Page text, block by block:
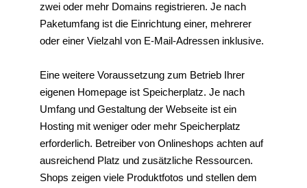
zwei oder mehr Domains registrieren. Je nach
Paketumfang ist die Einrichtung einer, mehrerer
oder einer Vielzahl von E-Mail-Adressen inklusive.
Eine weitere Voraussetzung zum Betrieb Ihrer
eigenen Homepage ist Speicherplatz. Je nach
Umfang und Gestaltung der Webseite ist ein
Hosting mit weniger oder mehr Speicherplatz
erforderlich. Betreiber von Onlineshops achten auf
ausreichend Platz und zusätzliche Ressourcen.
Shops zeigen viele Produktfotos und stellen dem